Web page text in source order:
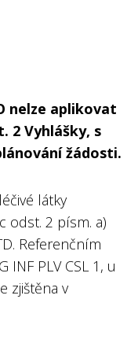
nelze aplikovat
2 Vyhlášky, s
žádosti.
látky
odst. 2 písm. a)
Referenčním
INF PLV CSL 1, u
zjištěna v